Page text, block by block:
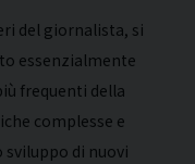
del giornalista, si
essenzialmente
frequenti della
complesse e
sviluppo di nuovi